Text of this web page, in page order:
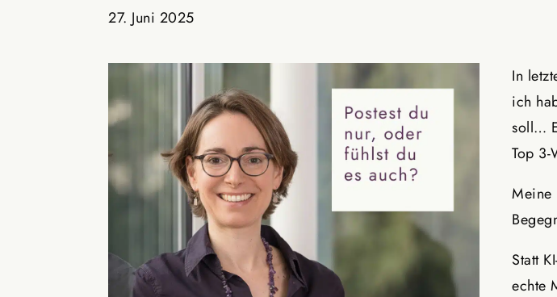
27. Juni 2025
In
ich
soll…
Top
Meine
Statt
echte